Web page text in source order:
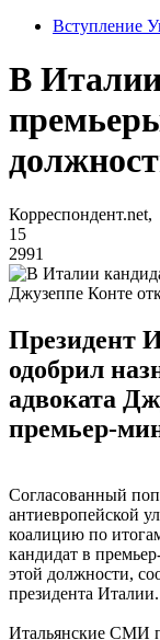
Вступление
В
15
2991
Джузеппе Конте
Президент
одобрил
адвоката
премьер-
Согласованный
антиевропейской
коалицию по
кандидат в
этой должности,
президента Италии.
Итальянские СМИ